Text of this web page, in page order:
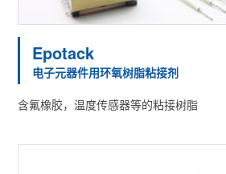
Epotack
电子元器件用环氧树脂粘接剂
含氟橡胶，温度传感器等的粘接树脂